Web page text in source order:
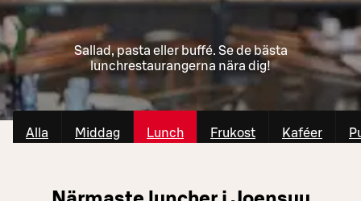
Sallad, pasta eller buffé. Se de bästa
lunchrestaurangerna nära dig!
Alla Middag Lunch Frukost Kaféer